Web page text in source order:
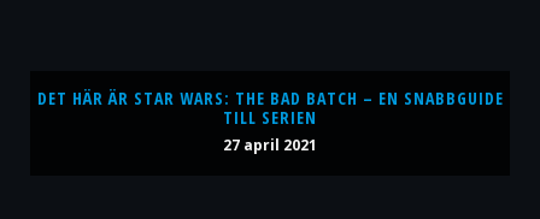
DET HÄR ÄR STAR WARS: THE BAD BATCH – EN SNABBGUIDE
TILL SERIEN
27 april 2021